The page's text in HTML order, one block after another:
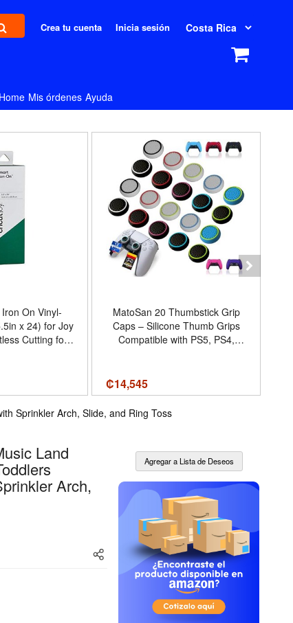
Crea tu cuenta Inicia sesión
Mis órdenes Ayuda
On Vinyl-
x 24) for Joy
Cutting for
(5.5 x 24) -
1-Pack
MatoSan 20 Thumbstick Grip
Caps – Silicone Thumb Grips
Compatible with PS5, PS4,
Grips – Gaming Accessories -
Tamaño 20 Set
₡14,545
Sprinkler Arch, Slide, and Ring Toss
Land
Arch,